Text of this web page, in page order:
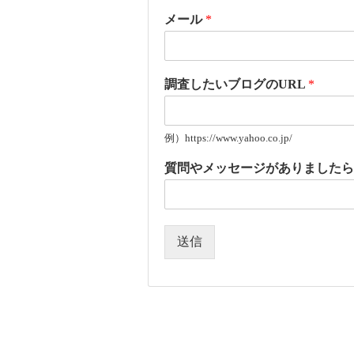
メール *
調査したいブログのURL *
例）https://www.yahoo.co.jp/
質問やメッセージがありましたら
送信